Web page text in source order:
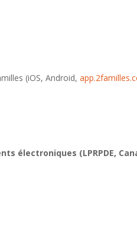
(iOS, Android,
électroniques (LPRPDE,